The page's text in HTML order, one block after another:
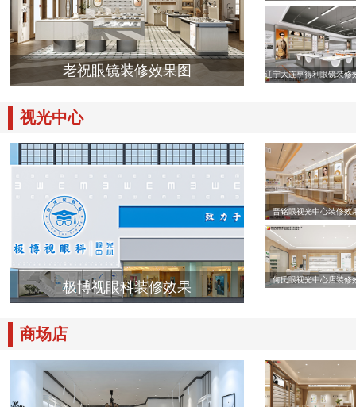
老祝眼镜装修效果图 辽宁大连亨得利眼镜装修
视光中心
极博视眼科装修效果
晋铭眼视光中心装修效
何氏眼视光中心店装修
商场店